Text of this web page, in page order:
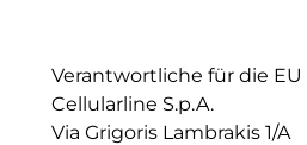
Verantwortliche für die EU
Cellularline S.p.A.
Via Grigoris Lambrakis 1/A